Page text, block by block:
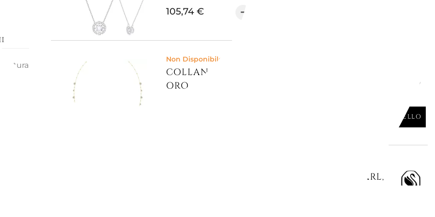
105,74 €
Non Disponibile
COLLANA IMBER, BIANCO, PLACCATA COLOR
ORO...
AGGIUNGI AL CARRELLO
COLLANA A Y CONSTELLA, CRYSTAL PEARL,